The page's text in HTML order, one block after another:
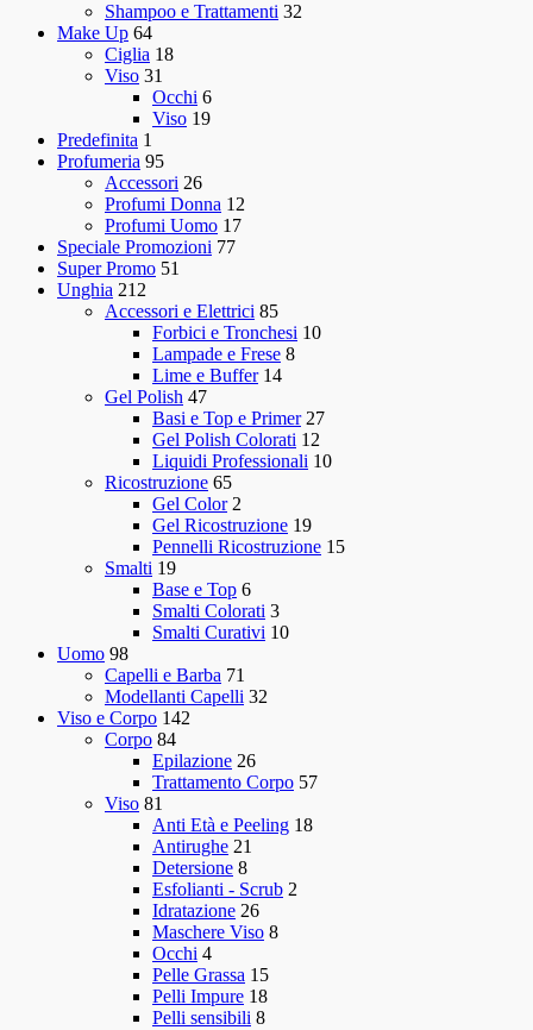
Shampoo e Trattamenti 32
Make Up 64
Ciglia 18
Viso 31
Occhi 6
Viso 19
Predefinita 1
Profumeria 95
Accessori 26
Profumi Donna 12
Profumi Uomo 17
Speciale Promozioni 77
Super Promo 51
Unghia 212
Accessori e Elettrici 85
Forbici e Tronchesi 10
Lampade e Frese 8
Lime e Buffer 14
Gel Polish 47
Basi e Top e Primer 27
Gel Polish Colorati 12
Liquidi Professionali 10
Ricostruzione 65
Gel Color 2
Gel Ricostruzione 19
Pennelli Ricostruzione 15
Smalti 19
Base e Top 6
Smalti Colorati 3
Smalti Curativi 10
Uomo 98
Capelli e Barba 71
Modellanti Capelli 32
Viso e Corpo 142
Corpo 84
Epilazione 26
Trattamento Corpo 57
Viso 81
Anti Età e Peeling 18
Antirughe 21
Detersione 8
Esfolianti - Scrub 2
Idratazione 26
Maschere Viso 8
Occhi 4
Pelle Grassa 15
Pelli Impure 18
Pelli sensibili 8